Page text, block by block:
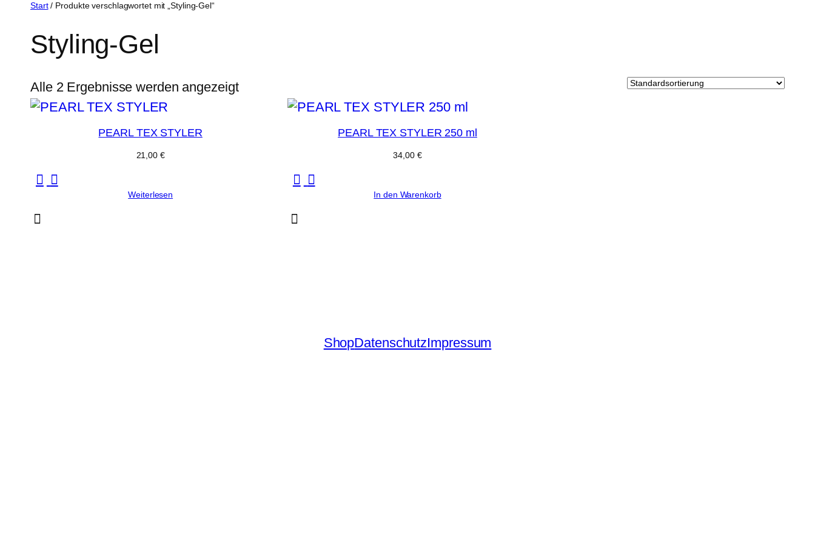
springen
Start/ Produkte verschlagwortet mit „Styling-Gel“
Styling-Gel
Alle 2 Ergebnisse werden angezeigt
PEARL TEX STYLER
21,00 €
Weiterlesen
PEARL TEX STYLER 250 ml
34,00 €
In den Warenkorb
ShopDatenschutzImpressum